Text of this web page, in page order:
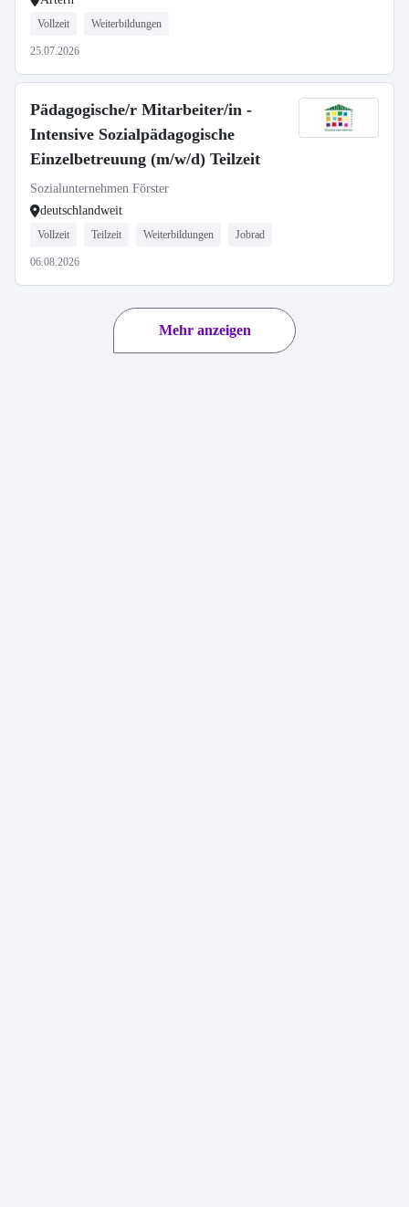
Vollzeit Weiterbildungen
25.07.2026
Pädagogische/r Mitarbeiter/in -
Intensive Sozialpädagogische
Einzelbetreuung (m/w/d) Teilzeit
Sozialunternehmen Förster
deutschlandweit
Vollzeit Teilzeit Weiterbildungen Jobrad
06.08.2026
Mehr anzeigen